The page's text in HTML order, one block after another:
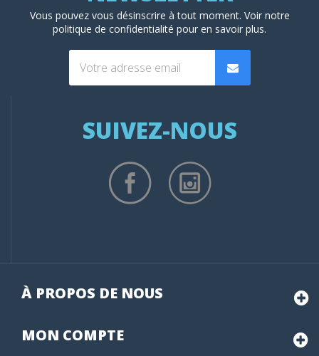
Vous pouvez vous désinscrire à tout moment. Voir notre
politique de confidentialité pour en savoir plus.
SUIVEZ-NOUS
À PROPOS DE NOUS
MON COMPTE